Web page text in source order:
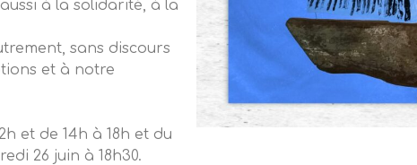
à la solidarité, à la
sans discours
et à notre
et de 14h à 18h et du
26 juin à 18h30.